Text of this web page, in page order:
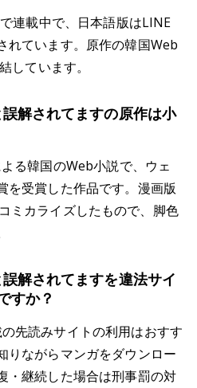
連載中で、日本語版はLINE
れています。原作の韓国Web
しています。
解されてますの原作は小
る韓国のWeb小説で、ウェ
を受賞した作品です。漫画版
ミカライズしたもので、脚色
解されてますを違法サイ
すか？
先読みサイトの利用はおすす
りながらマンガをダウンロー
・継続した場合は刑事罰の対